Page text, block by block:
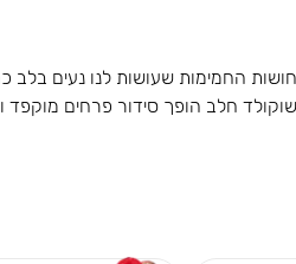
החמימות שעושות לנו נעים
חלב הופך סידור פרחים